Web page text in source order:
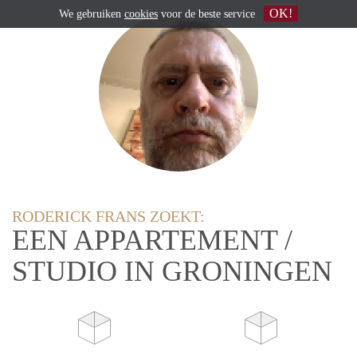
RODERICK FRANS ZOEKT:
EEN APPARTEMENT /
STUDIO IN GRONINGEN
We gebruiken cookies voor de beste service OK!